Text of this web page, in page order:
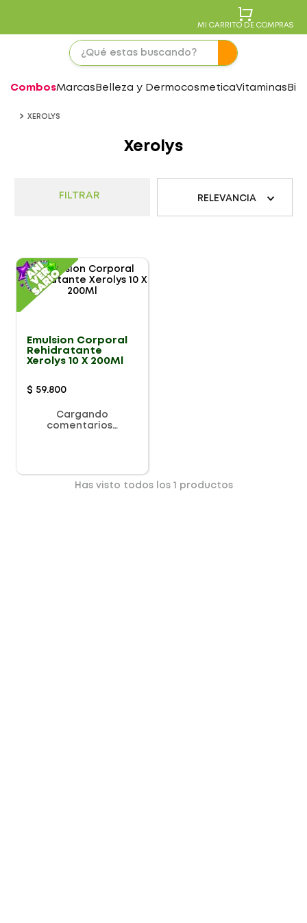
MI CARRITO DE COMPRAS
CombosMarcas Belleza y DermocosmeticaVitaminas
XEROLYS
Xerolys
FILTRAR RELEVANCIA
Emulsion Corporal
Rehidratante
Xerolys 10 X 200Ml
$ 59.800
Cargando
comentarios…
Has visto todos los productos